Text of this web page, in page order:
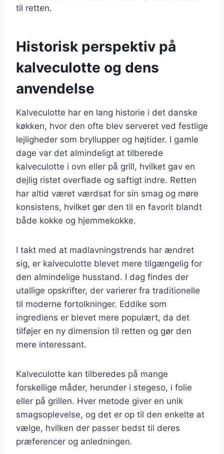
til retten.
Historisk perspektiv på
kalveculotte og dens
anvendelse
Kalveculotte har en lang historie i det danske
køkken, hvor den ofte blev serveret ved festlige
lejligheder som bryllupper og højtider. I gamle
dage var det almindeligt at tilberede
kalveculotte i ovn eller på grill, hvilket gav en
dejlig ristet overflade og saftigt indre. Retten
har altid været værdsat for sin smag og møre
konsistens, hvilket gør den til en favorit blandt
både kokke og hjemmekokke.
I takt med at madlavningstrends har ændret
sig, er kalveculotte blevet mere tilgængelig for
den almindelige husstand. I dag findes der
utallige opskrifter, der varierer fra traditionelle
til moderne fortolkninger. Eddike som
ingrediens er blevet mere populært, da det
tilføjer en ny dimension til retten og gør den
mere interessant.
Kalveculotte kan tilberedes på mange
forskellige måder, herunder i stegeso, i folie
eller på grillen. Hver metode giver en unik
smagsoplevelse, og det er op til den enkelte at
vælge, hvilken der passer bedst til deres
præferencer og anledningen.